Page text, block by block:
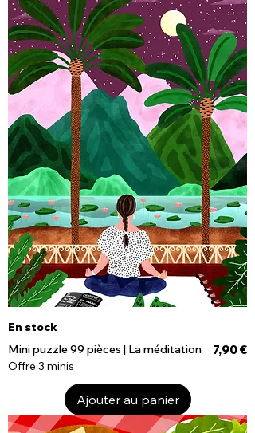
En stock
Mini puzzle 99 pièces | La méditation
Prix
7,90 €
Offre 3 minis
Ajouter au panier